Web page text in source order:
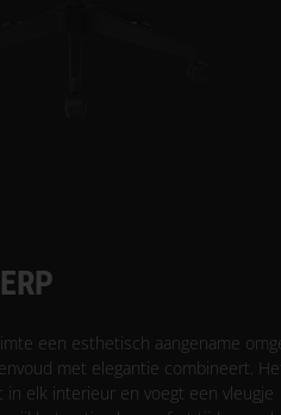
een esthetisch aangename
met elegantie combineert.
elk interieur en voegt een vleugje